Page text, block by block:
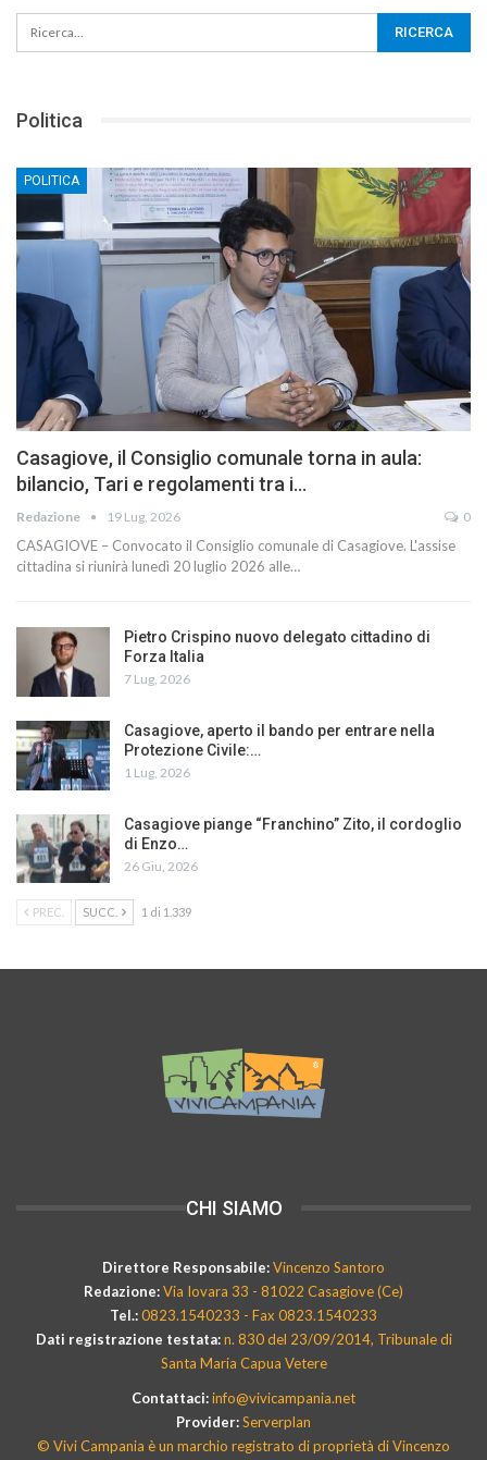
Politica
POLITICA
Casagiove, il Consiglio comunale torna in aula:
bilancio, Tari e regolamenti tra i…
Redazione 19 Lug, 2026 0
CASAGIOVE – Convocato il Consiglio comunale di Casagiove. L'assise
cittadina si riunirà lunedì 20 luglio 2026 alle…
Pietro Crispino nuovo delegato cittadino di
Forza Italia
7 Lug, 2026
Casagiove, aperto il bando per entrare nella
Protezione Civile:…
1 Lug, 2026
Casagiove piange “Franchino” Zito, il cordoglio
di Enzo…
26 Giu, 2026
PREC. SUCC. 1 di 1.339
CHI SIAMO
Direttore Responsabile:Vincenzo Santoro
Redazione:Via Iovara 33 - 81022 Casagiove (Ce)
Tel.:0823.1540233 - Fax 0823.1540233
Dati registrazione testata:n. 830 del 23/09/2014, Tribunale di
Santa Maria Capua Vetere
Contattaci:info@vivicampania.net
Provider:Serverplan
© Vivi Campania è un marchio registrato di proprietà di Vincenzo